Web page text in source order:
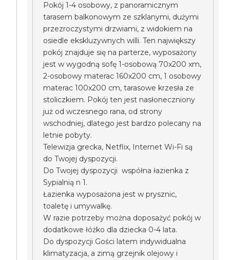
Pokój 1-4 osobowy, z panoramicznym
tarasem balkonowym ze szklanymi, dużymi
przezroczystymi drzwiami, z widokiem na
osiedle ekskluzywnych willi. Ten największy
pokój znajduje się na parterze, wyposażony
jest w wygodną sofę 1-osobową 70x200 xm,
2-osobowy materac 160x200 cm, 1 osobowy
materac 100x200 cm, tarasowe krzesła ze
stoliczkiem. Pokój ten jest nasłoneczniony
już od wczesnego rana, od strony
wschodniej, dlatego jest bardzo polecany na
letnie pobyty.
Telewizja grecka, Netflix, Internet Wi-Fi są
do Twojej dyspozycji.
Do Twojej dyspozycji współna łazienka z
Sypialnią n 1.
Łazienka wyposażona jest w prysznic,
toaletę i umywalkę.
W razie potrzeby można doposażyć pokój w
dodatkowe łóżko dla dziecka 0-4 lata.
Do dyspozycji Gości latem indywidualna
klimatyzacja, a zimą grzejnik olejowy i